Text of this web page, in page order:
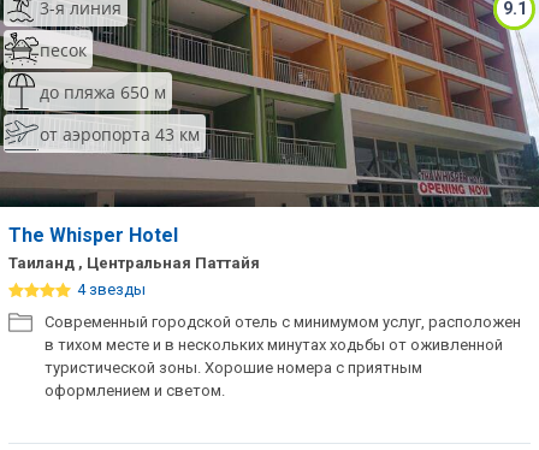
9.1
3-я линия
песок
до пляжа 650 м
от аэропорта 43 км
The Whisper Hotel
Таиланд , Центральная Паттайя
4 звезды
Современный городской отель с минимумом услуг, расположен
в тихом месте и в нескольких минутах ходьбы от оживленной
туристической зоны. Хорошие номера с приятным
оформлением и светом.